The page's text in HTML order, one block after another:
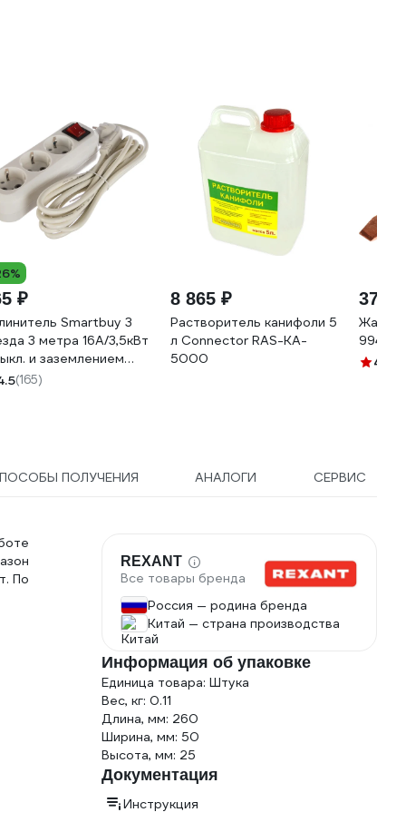
₽
Smartbuy 3
3 метра 16А/3,5кВт
и заземлением
3х1,0 SBE-16-3-03-
(165)
8 865 ₽
Растворитель канифоли 5
л Connector RAS-KA-
5000
370 ₽
Жало
9945
4.3
ПОЛУЧЕНИЯ АНАЛОГИ СЕРВИС
По
REXANT
Все товары бренда
Россия — родина бренда
Китай — страна производства
Информация об упаковке
Единица товара: Штука
Вес, кг: 0.11
Длина, мм: 260
Ширина, мм: 50
Высота, мм: 25
Документация
Инструкция